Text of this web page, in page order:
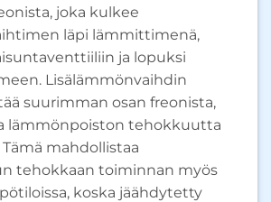
joka kulkee
läpi lämmittimenä,
ja lopuksi
Lisälämmönvaihdin
suurimman osan freonista,
lämmönpoiston tehokkuutta
mahdollistaa
tehokkaan toiminnan myös
koska jäähdytetty